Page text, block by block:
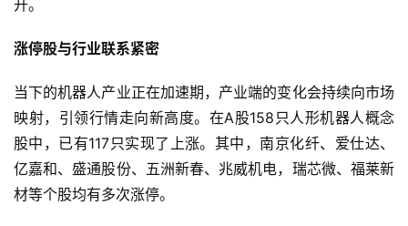
观
察
新
科
技
投
融
开。
涨停股与行业联系紧密
当下的机器人产业正在加速期，产业端的变化会持续向市场
映射，引领行情走向新高度。在A股158只人形机器人概念
股中，已有117只实现了上涨。其中，南京化纤、爱仕达、
亿嘉和、盛通股份、五洲新春、兆威机电，瑞芯微、福莱新
材等个股均有多次涨停。